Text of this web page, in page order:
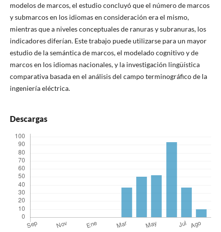
modelos de marcos, el estudio concluyó que el número de marcos
y submarcos en los idiomas en consideración era el mismo,
mientras que a niveles conceptuales de ranuras y subranuras, los
indicadores diferían. Este trabajo puede utilizarse para un mayor
estudio de la semántica de marcos, el modelado cognitivo y de
marcos en los idiomas nacionales, y la investigación lingüística
comparativa basada en el análisis del campo terminográfico de la
ingeniería eléctrica.
Descargas